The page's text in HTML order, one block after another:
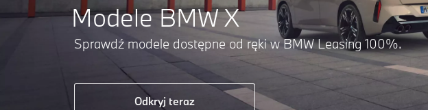
Modele BMW X
Sprawdź modele dostępne od ręki w BMW Leasing 100%.
Odkryj teraz